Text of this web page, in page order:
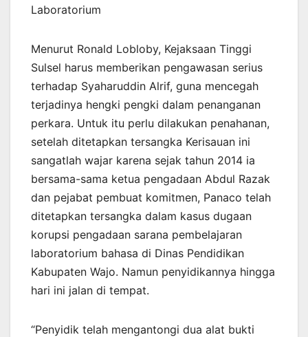
Laboratorium
Menurut Ronald Lobloby, Kejaksaan Tinggi
Sulsel harus memberikan pengawasan serius
terhadap Syaharuddin Alrif, guna mencegah
terjadinya hengki pengki dalam penanganan
perkara. Untuk itu perlu dilakukan penahanan,
setelah ditetapkan tersangka Kerisauan ini
sangatlah wajar karena sejak tahun 2014 ia
bersama-sama ketua pengadaan Abdul Razak
dan pejabat pembuat komitmen, Panaco telah
ditetapkan tersangka dalam kasus dugaan
korupsi pengadaan sarana pembelajaran
laboratorium bahasa di Dinas Pendidikan
Kabupaten Wajo. Namun penyidikannya hingga
hari ini jalan di tempat.
“Penyidik telah mengantongi dua alat bukti